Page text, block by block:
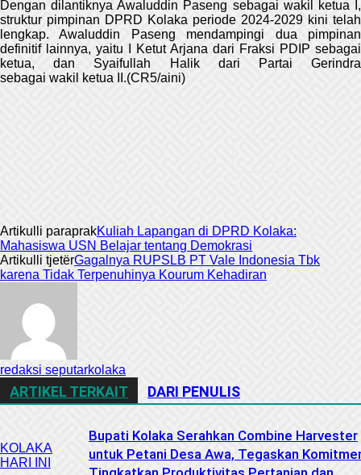
Dengan dilantiknya Awaluddin Paseng sebagai wakil ketua I,
struktur pimpinan DPRD Kolaka periode 2024-2029 kini telah
lengkap. Awaluddin Paseng mendampingi dua pimpinan
definitif lainnya, yaitu I Ketut Arjana dari Fraksi PDIP sebagai
ketua, dan Syaifullah Halik dari Partai Gerindra
sebagai wakil ketua II.(CR5/aini)
Artikulli paraprakKuliah Lapangan di DPRD Kolaka:
Mahasiswa USN Belajar tentang Demokrasi
Artikulli tjetërGagalnya RUPSLB PT Vale Indonesia Tbk
karena Tidak Terpenuhinya Kourum Kehadiran
redaksi seputarkolaka
ARTIKEL TERKAIT DARI PENULIS
KOLAKA
HARI INI
Bupati Kolaka Serahkan Combine Harvester
untuk Petani Desa Awa, Tegaskan